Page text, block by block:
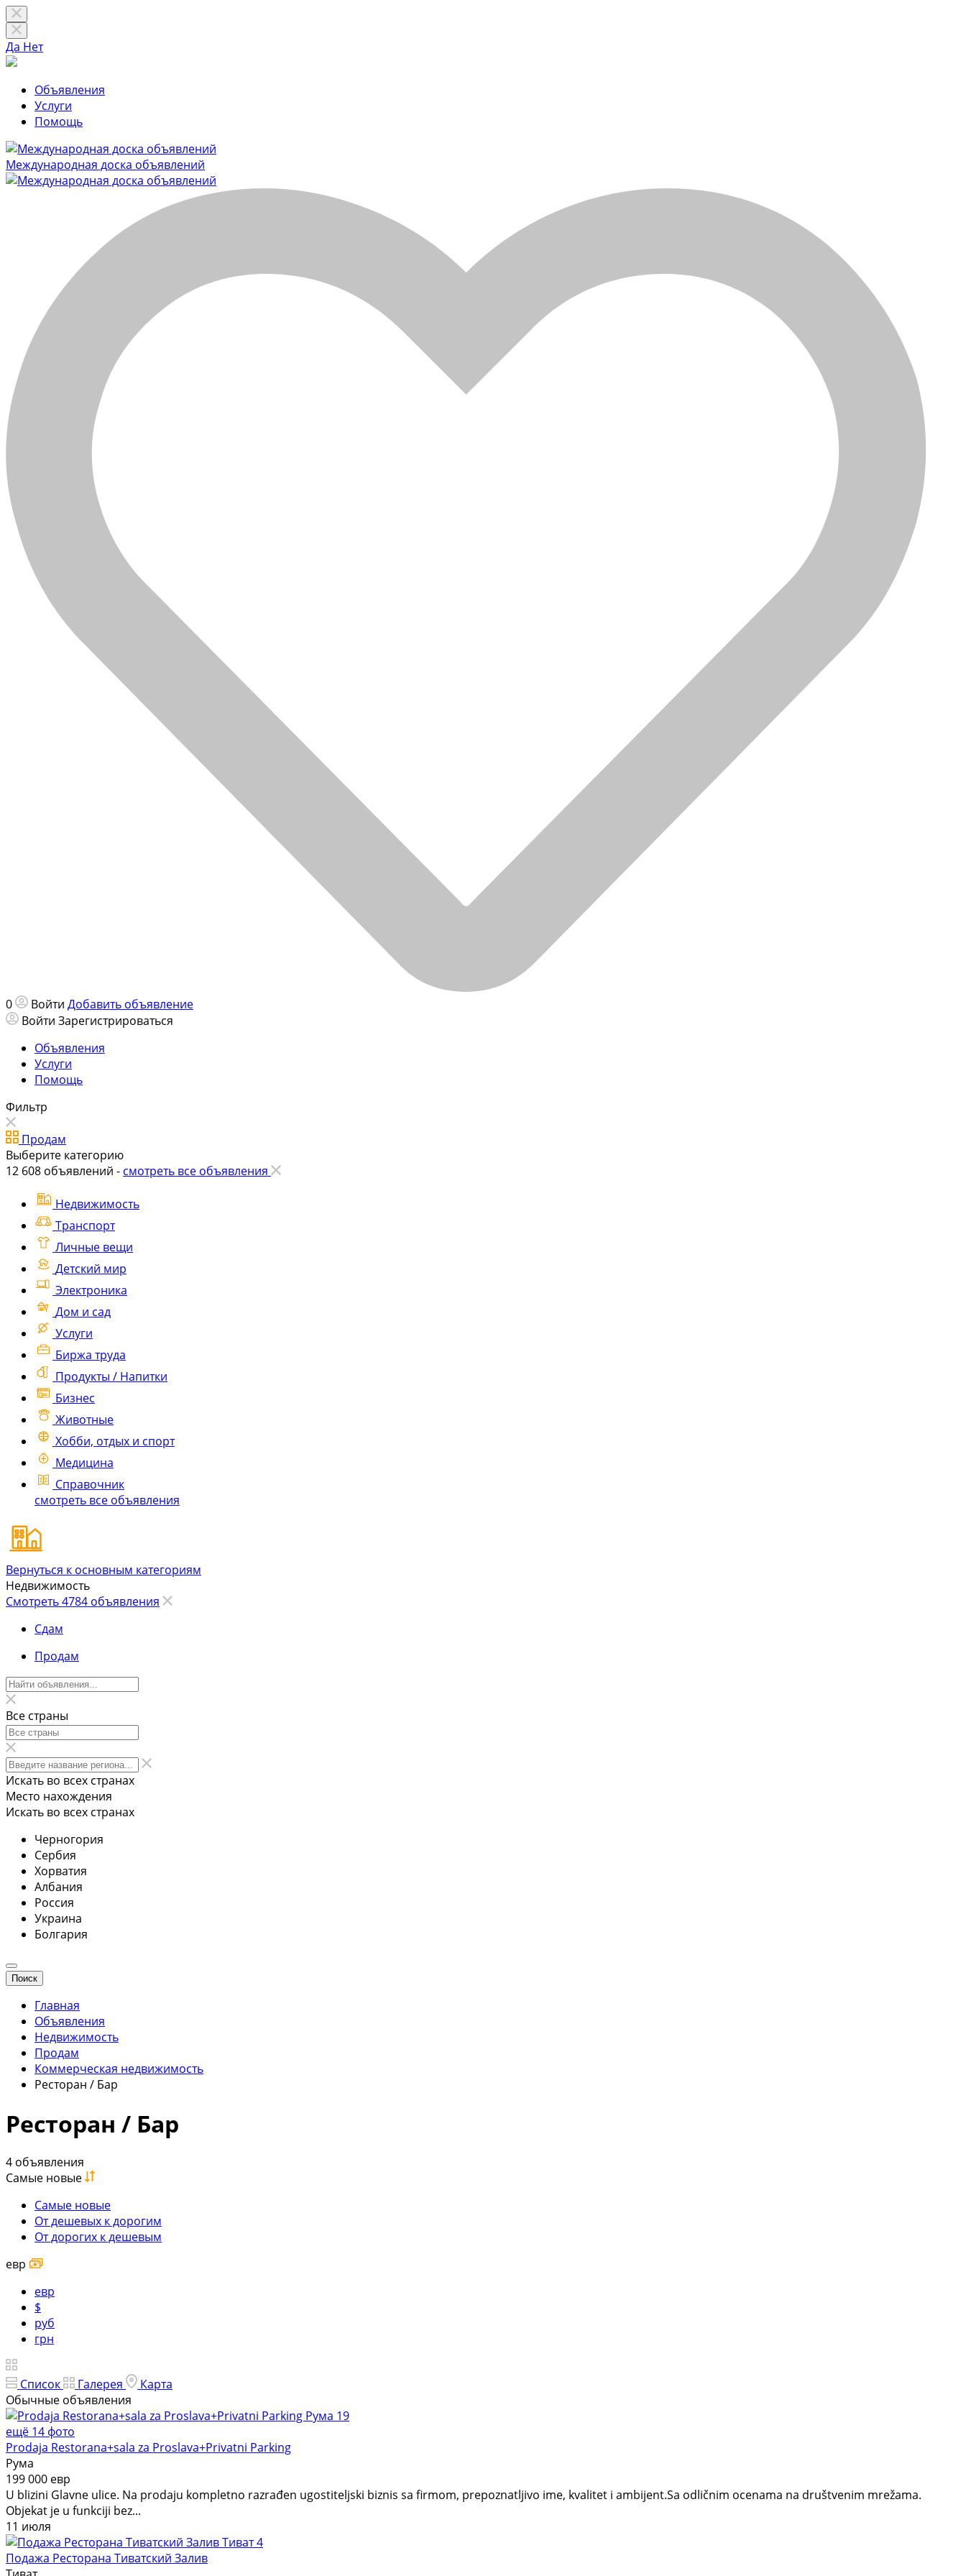
Да Нет
Объявления
Услуги
Помощь
Международная доска объявлений
0 Войти Добавить объявление
Войти Зарегистрироваться
Объявления
Услуги
Помощь
Фильтр
Продам
Выберите категорию
12 608 объявлений - смотреть все объявления
Недвижимость
Транспорт
Личные вещи
Детский мир
Электроника
Дом и сад
Услуги
Биржа труда
Продукты / Напитки
Бизнес
Животные
Хобби, отдых и спорт
Медицина
Справочник
смотреть все объявления
Вернуться к основным категориям
Недвижимость
Смотреть 4784 объявления
Сдам
Продам
Все страны
Искать во всех странах
Место нахождения
Искать во всех странах
Черногория
Сербия
Хорватия
Албания
Россия
Украина
Болгария
Поиск
Главная
Объявления
Недвижимость
Продам
Коммерческая недвижимость
Ресторан / Бар
Ресторан / Бар
4 объявления
Самые новые
Самые новые
От дешевых к дорогим
От дорогих к дешевым
евр
евр
$
руб
грн
Список Галерея
Карта
Обычные объявления
19
ещё 14 фото
Prodaja Restorana+sala za Proslava+Privatni Parking
Рума
199 000 евр
U blizini Glavne ulice. Na prodaju kompletno razrađen ugostiteljski biznis sa firmom, prepoznatljivo ime, kvalitet i ambijent.Sa odličnim ocenama na društvenim mrežama.
Objekat je u funkciji bez...
11 июля
4
Подажа Ресторана Тиватский Залив